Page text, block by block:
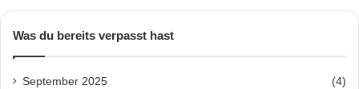
Was du bereits verpasst hast
September 2025 (4)